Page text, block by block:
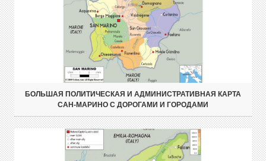
БОЛЬШАЯ ПОЛИТИЧЕСКАЯ И АДМИНИСТРАТИВНАЯ КАРТА
САН-МАРИНО С ДОРОГАМИ И ГОРОДАМИ